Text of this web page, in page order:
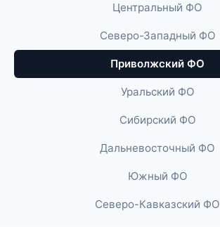
Центральный ФО
Северо-Западный ФО
Приволжский ФО
Уральский ФО
Сибирский ФО
Дальневосточный ФО
Южный ФО
Северо-Кавказский ФО